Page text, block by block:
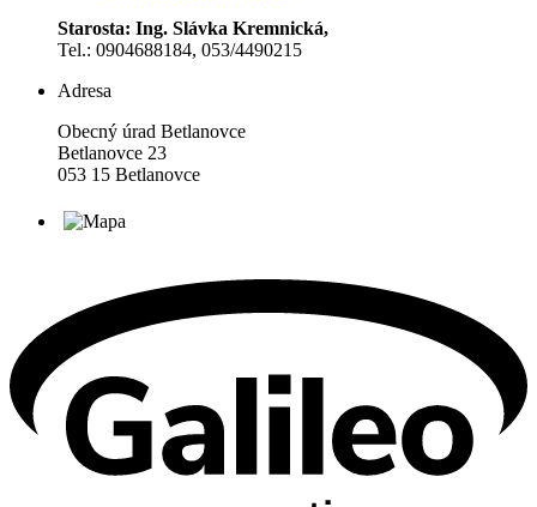
Starosta: Ing. Slávka Kremnická,
Tel.: 0904688184, 053/4490215
Adresa
Obecný úrad Betlanovce
Betlanovce 23
053 15 Betlanovce